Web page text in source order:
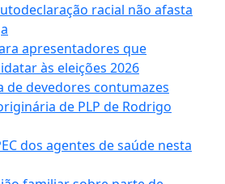
racial não afasta
apresentadores que
às eleições 2026
de devedores contumazes
de PLP de Rodrigo
dos agentes de saúde nesta